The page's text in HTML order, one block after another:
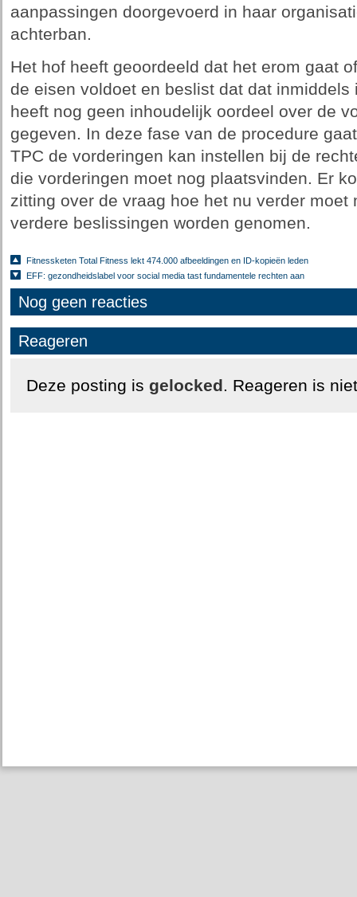
aanpassingen doorgevoerd in haar
achterban.
Het hof heeft geoordeeld dat het erom gaat
de eisen voldoet en beslist dat dat
heeft nog geen inhoudelijk oordeel over de
gegeven. In deze fase van de procedure
TPC de vorderingen kan instellen bij de
die vorderingen moet nog plaatsvinden. Er
zitting over de vraag hoe het nu verder moet
verdere beslissingen worden genomen.
Fitnessketen Total Fitness lekt 474.000 afbeeldingen en ID-kopieën leden
EFF: gezondheidslabel voor social media tast fundamentele rechten aan
Nog geen reacties
Reageren
Deze posting is gelocked. Reageren is